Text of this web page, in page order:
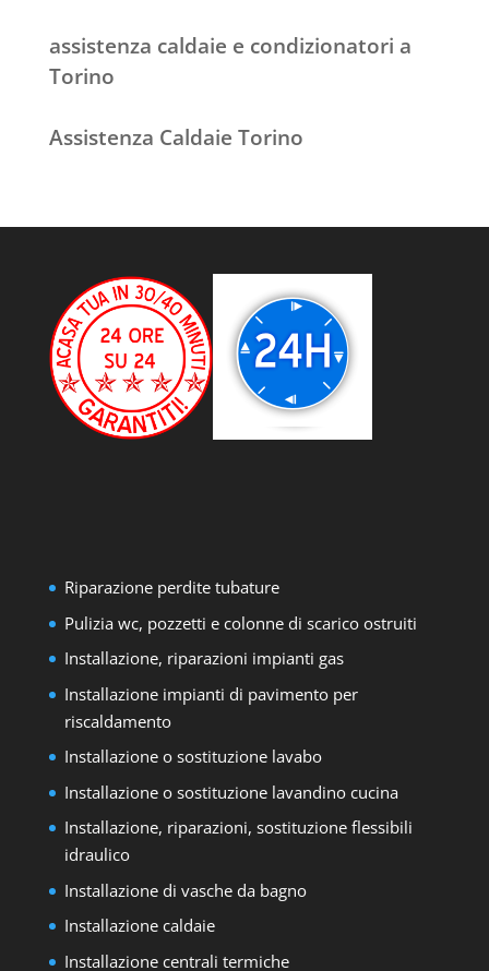
assistenza caldaie e condizionatori a
Torino
Assistenza Caldaie Torino
Riparazione perdite tubature
Pulizia wc, pozzetti e colonne di scarico ostruiti
Installazione, riparazioni impianti gas
Installazione impianti di pavimento per
riscaldamento
Installazione o sostituzione lavabo
Installazione o sostituzione lavandino cucina
Installazione, riparazioni, sostituzione flessibili
idraulico
Installazione di vasche da bagno
Installazione caldaie
Installazione centrali termiche